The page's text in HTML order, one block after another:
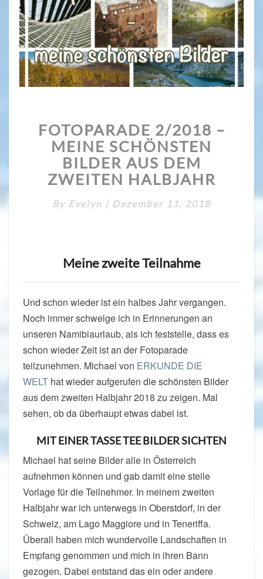
2/2018
–
MEINE
SCHÖNSTEN
BILDER
DEM
FOTOPARADE 2/2018 –
MEINE SCHÖNSTEN
BILDER AUS DEM
ZWEITEN HALBJAHR
By Evelyn | Dezember 11, 2018
Meine zweite Teilnahme
Und schon wieder ist ein halbes Jahr vergangen.
Noch immer schwelge ich in Erinnerungen an
unseren Namibiaurlaub, als ich feststelle, dass es
schon wieder Zeit ist an der Fotoparade
teilzunehmen. Michael von ERKUNDE DIE
WELT hat wieder aufgerufen die schönsten Bilder
aus dem zweiten Halbjahr 2018 zu zeigen. Mal
sehen, ob da überhaupt etwas dabei ist.
MIT EINER TASSE TEE BILDER SICHTEN
Michael hat seine Bilder alle in Österreich
aufnehmen können und gab damit eine steile
Vorlage für die Teilnehmer. In meinem zweiten
Halbjahr war ich unterwegs in Oberstdorf, in der
Schweiz, am Lago Maggiore und in Teneriffa.
Überall haben mich wundervolle Landschaften in
Empfang genommen und mich in ihren Bann
gezogen. Dabei entstand das ein oder andere